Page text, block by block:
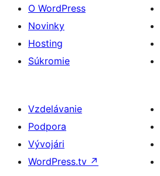
O WordPress
Novinky
Hosting
Súkromie
Vzdelávanie
Podpora
Vývojári
WordPress.tv ↗